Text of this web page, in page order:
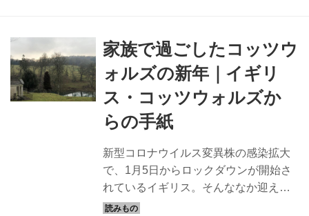
ギリスの布のインテリアの魅力とその
つくり方、出合いについて教えてもら
いました。
家族で過ごしたコッツウ
ォルズの新年｜イギリ
ス・コッツウォルズか
らの手紙
新型コロナウイルス変異株の感染拡大
で、1月5日からロックダウンが開始さ
れているイギリス。そんななか迎えた
新年は、ご近所や街の人々の親切が感